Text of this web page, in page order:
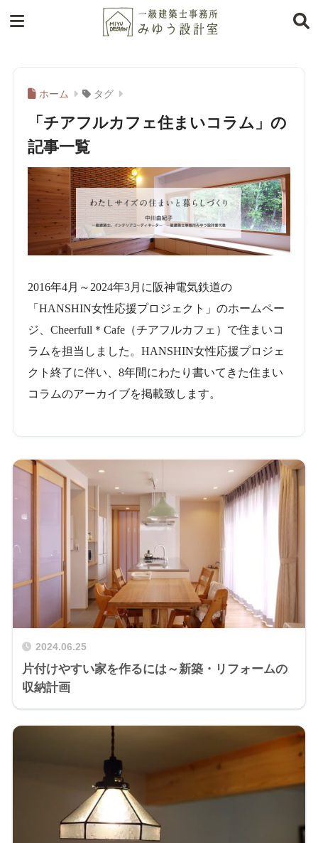
ホーム タグ
「チアフルカフェ住まいコラム」の
記事一覧
2016年4月～2024年3月に阪神電気鉄道の
「HANSHIN女性応援プロジェクト」のホームペー
ジ、Cheerfull＊Cafe（チアフルカフェ）で住まいコ
ラムを担当しました。HANSHIN女性応援プロジェ
クト終了に伴い、8年間にわたり書いてきた住まい
コラムのアーカイブを掲載致します。
2024.06.25
片付けやすい家を作るには～新築・リフォームの
収納計画